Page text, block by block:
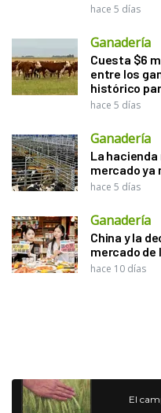
hace 5 días
Ganadería
Cuesta $6
entre los
histórico
hace 5 días
Ganadería
La
mercado ya
hace 5 días
Ganadería
China y la
mercado de
hace 10 días
El